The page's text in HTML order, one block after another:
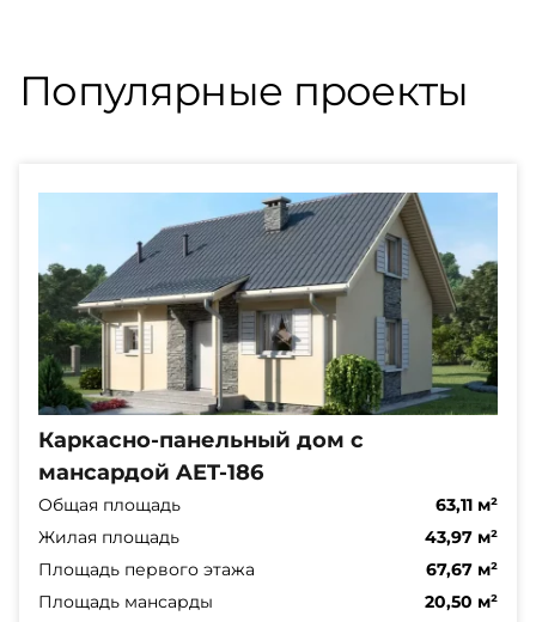
Популярные проекты
Каркасно-панельный дом с
мансардой AET-186
Общая площадь
63,11 м²
Жилая площадь
43,97 м²
Площадь первого этажа
67,67 м²
Площадь мансарды
20,50 м²